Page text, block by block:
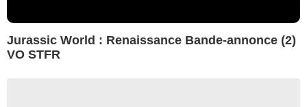
Jurassic World : Renaissance Bande-annonce (2)
VO STFR